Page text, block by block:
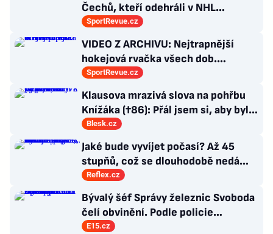
Čechů, kteří odehráli v NHL
maximálně dva zápasy
SportRevue.cz
VIDEO Z ARCHIVU: Nejtrapnější
hokejová rvačka všech dob.
Nepadla v ní ani rána
SportRevue.cz
Klausova mrazivá slova na pohřbu
Knížáka (†86): Přál jsem si, aby byl
vysvobozen z trápení
Blesk.cz
Jaké bude vyvíjet počasí? Až 45
stupňů, což se dlouhodobě nedá
vydržet, varuje klimatolog Radim
Tolasz
Reflex.cz
Bývalý šéf Správy železnic Svoboda
čelí obvinění. Podle policie
manipuloval se zakázkami
E15.cz